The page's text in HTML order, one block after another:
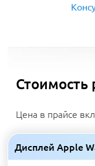
Стоимость
Цена в прайсе
Дисплей Apple